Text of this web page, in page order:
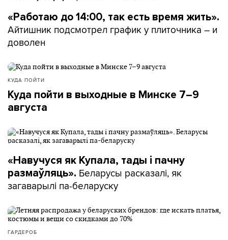
«Работаю до 14:00, так есть время жить».
Айтишник подсмотрел график у плиточника – и
доволен
КУДА ПОЙТИ
Куда пойти в выходные в Минске 7–9
августа
«Навучуся як Купала, тады і пачну
размаўляць». Беларусы расказалі, як
загаварылі па-беларуску
ГАРДЕРОБ